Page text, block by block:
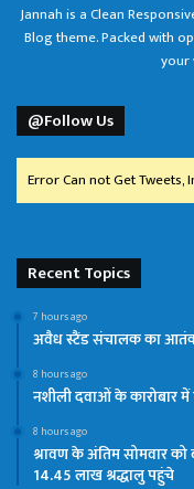
Jannah is a Clean
Blog theme. Packed with
your
@Follow Us
Error Can not Get
Recent Topics
7 hours ago
अवैध स्टैंड संचालक का
8 hours ago
नशीली दवाओं के कारोबार
8 hours ago
श्रावण के अंतिम सोमवार
14.45 लाख श्रद्धालु पहुंचे